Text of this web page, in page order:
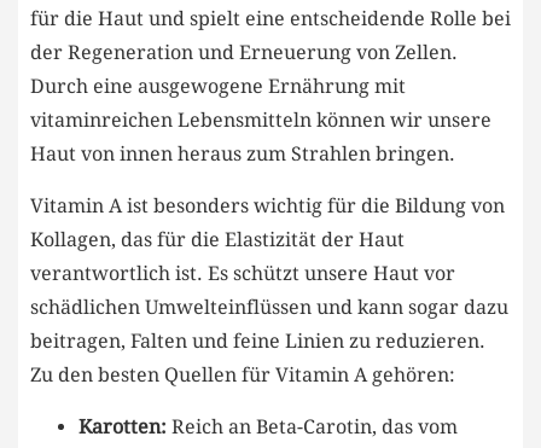
für die Haut und spielt eine entscheidende Rolle bei
der Regeneration und Erneuerung von Zellen.
Durch eine ausgewogene Ernährung mit
vitaminreichen Lebensmitteln können wir unsere
Haut von innen heraus zum Strahlen bringen.
Vitamin A ist besonders wichtig für die Bildung von
Kollagen, das für die Elastizität der Haut
verantwortlich ist. Es schützt unsere Haut vor
schädlichen Umwelteinflüssen und kann sogar dazu
beitragen, Falten und feine Linien zu reduzieren.
Zu den besten Quellen für Vitamin A gehören:
Karotten: Reich an Beta-Carotin, das vom